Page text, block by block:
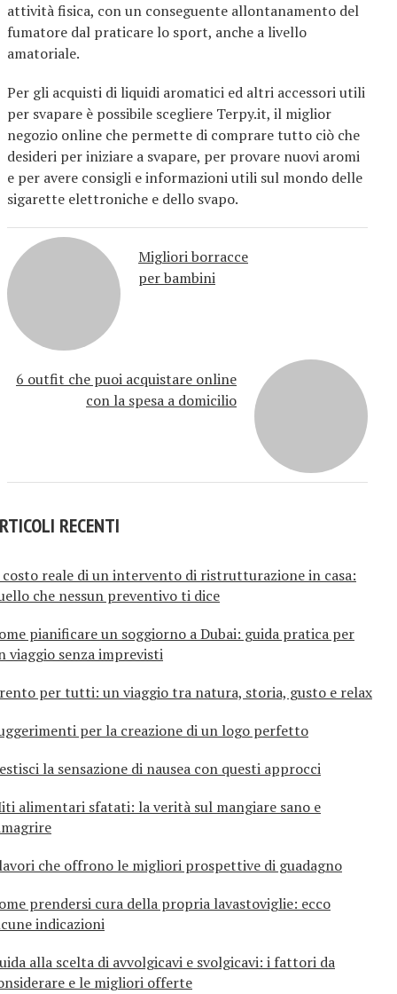
attività fisica, con un conseguente allontanamento del
fumatore dal praticare lo sport, anche a livello
amatoriale.
Per gli acquisti di liquidi aromatici ed altri accessori utili
per svapare è possibile scegliere Terpy.it, il miglior
negozio online che permette di comprare tutto ciò che
desideri per iniziare a svapare, per provare nuovi aromi
e per avere consigli e informazioni utili sul mondo delle
sigarette elettroniche e dello svapo.
Migliori borracce
per bambini
6 outfit che puoi acquistare online
con la spesa a domicilio
RECENTI
reale di un intervento di ristrutturazione in casa:
che nessun preventivo ti dice
pianificare un soggiorno a Dubai: guida pratica per
viaggio senza imprevisti
per tutti: un viaggio tra natura, storia, gusto e relax
per la creazione di un logo perfetto
la sensazione di nausea con questi approcci
alimentari sfatati: la verità sul mangiare sano e
che offrono le migliori prospettive di guadagno
prendersi cura della propria lavastoviglie: ecco
indicazioni
alla scelta di avvolgicavi e svolgicavi: i fattori da
e le migliori offerte